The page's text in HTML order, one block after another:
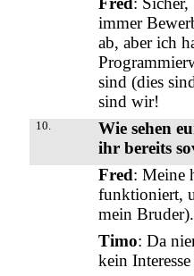
immer
ab, aber ich
sind (dies
sind wir!
10. Wie sehen
ihr bereits
Fred: Meine
funktioniert,
mein
Timo: Da
kein